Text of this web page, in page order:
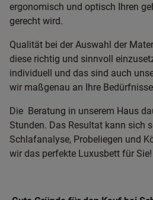
ergonomisch und optisch Ihren
gerecht wird.
Qualität bei der Auswahl der
diese richtig und sinnvoll
individuell und das sind auch
wir maßgenau an Ihre
Die Beratung in unserem Haus
Stunden. Das Resultat kann sich
Schlafanalyse, Probeliegen und
wir das perfekte Luxusbett für Sie!